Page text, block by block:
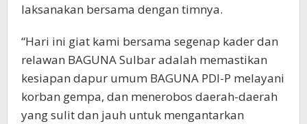
laksanakan bersama dengan timnya.
“Hari ini giat kami bersama segenap kader dan
relawan BAGUNA Sulbar adalah memastikan
kesiapan dapur umum BAGUNA PDI-P melayani
korban gempa, dan menerobos daerah-daerah
yang sulit dan jauh untuk mengantarkan